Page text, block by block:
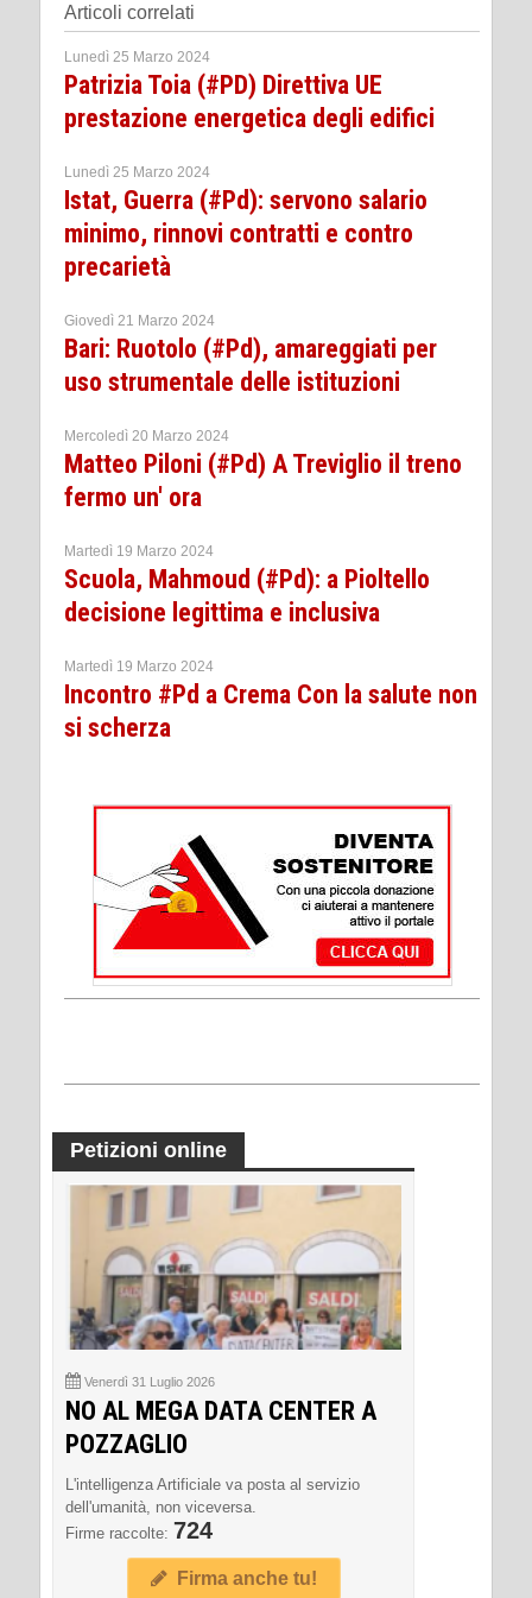
Articoli correlati
Lunedì 25 Marzo 2024
Patrizia Toia (#PD) Direttiva UE
prestazione energetica degli edifici
Lunedì 25 Marzo 2024
Istat, Guerra (#Pd): servono salario
minimo, rinnovi contratti e contro
precarietà
Giovedì 21 Marzo 2024
Bari: Ruotolo (#Pd), amareggiati per
uso strumentale delle istituzioni
Mercoledì 20 Marzo 2024
Matteo Piloni (#Pd) A Treviglio il treno
fermo un' ora
Martedì 19 Marzo 2024
Scuola, Mahmoud (#Pd): a Pioltello
decisione legittima e inclusiva
Martedì 19 Marzo 2024
Incontro #Pd a Crema Con la salute non
si scherza
Petizioni online
Venerdì 31 Luglio 2026
NO AL MEGA DATA CENTER A
POZZAGLIO
L'intelligenza Artificiale va posta al servizio
dell'umanità, non viceversa.
Firme raccolte: 724
Firma anche tu!